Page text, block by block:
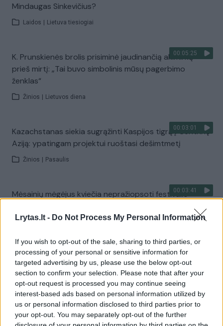
Lrytas.lt - Do Not Process My Personal Information
If you wish to opt-out of the sale, sharing to third parties, or
processing of your personal or sensitive information for
targeted advertising by us, please use the below opt-out
section to confirm your selection. Please note that after your
opt-out request is processed you may continue seeing
interest-based ads based on personal information utilized by
us or personal information disclosed to third parties prior to
your opt-out. You may separately opt-out of the further
Mindaugas Sinkevičius?
Laidos Lietuva tiesiogiai
00:05:25
K. Prunskienės brolis prisiminė jaudinančią akimirką
prieš mirtį: „Tai buvo simbolinis mūsų pagerbimo
ženklas“
Žinios Lietuvos diena
00:03:01
Kazachstanas siekia sugrąžinti Kaspijos tigrą į Centrinę
Aziją: ypatingam projektui ruoštasi dešimtmetį
Žinios Pasaulis
00:03:41
Mėsainių mėgėjus kviečia nepražiopsoti festivalio
Žinios | Lietuvos diena
Visi įrašai
Žiūrimiausi įrašai